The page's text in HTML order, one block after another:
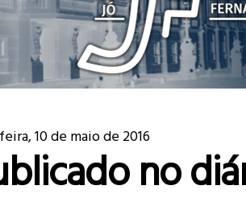
10 de maio de 2016
no